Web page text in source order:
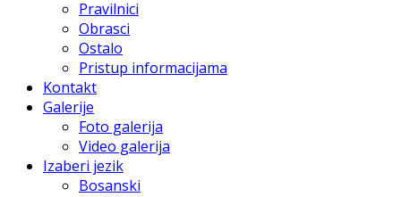
Pravilnici
Obrasci
Ostalo
Pristup informacijama
Kontakt
Galerije
Foto galerija
Video galerija
Izaberi jezik
Bosanski